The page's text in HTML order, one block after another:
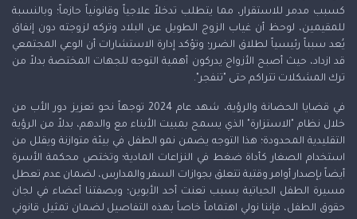
كسبب مدمر للاستقرار، مما يتطلب تدخلاً علاجياً وقانونياً حازماً؛ وبالنسبة
للمقيمين، لوحظ أن غياب الزوج الطويل عن البلاد وتركه لزوجته دون إنفاق
يُعد سبباً رئيسياً لطلاق الضرر؛ وتؤكد إدارة الاستشارات أن الوعي المجتمعي
قد ازداد، حيث أصبح الأزواج يدركون أهمية التوجه للجهات المختصة بدلاً من
ترك المشكلات تتراكم حتى "تنفجر".
في قضايا الحضانة والرؤية، شهد عام 2024 توجهاً نحو تعزيز دور الأب من
خلال نظام "الاستزارة" الذي يسمح بمبيت الأبناء مع والدهم، بدلاً من الرؤية
التقليدية المحدودة؛ هذا التوجه يضمن نمو الطفل في بيئة متوازنة ويقلل من
استخدام الصغار كأداة ضغط في النزاعات المادية؛ وتختص محكمة الأسرة
أيضاً بإصدار أوامر وقتية تتعلق بجوازات السفر والمدارس، لضمان عدم تعطل
مسيرة الطفل الحياتية بسبب تعنت أحد الأبوين؛ وبصفتنا أعضاء في لجان
حقوق الطفل، فإننا نولي اهتماماً خاصاً بهذه التفاصيل لضمان تمثيل قانوني